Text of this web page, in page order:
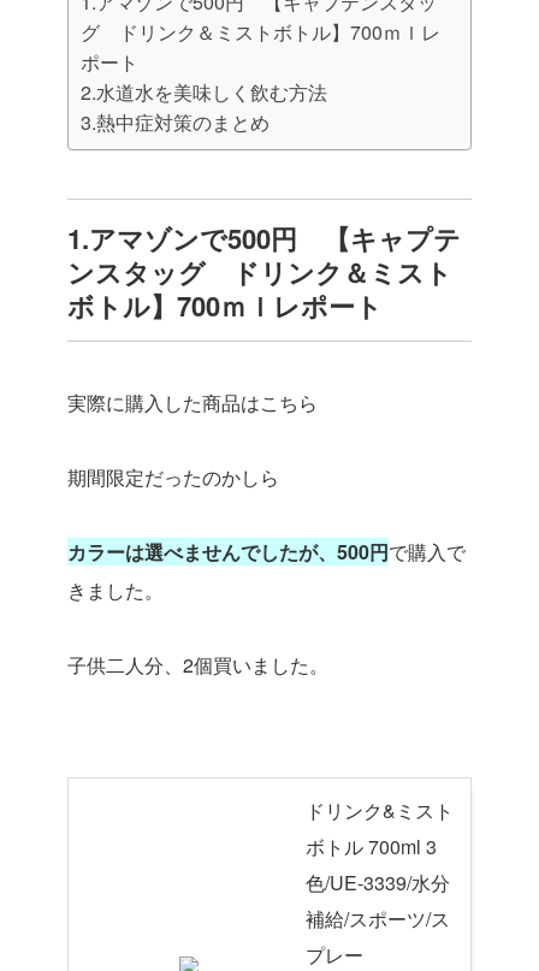
グ ドリンク＆ミストボトル】700ｍｌレ
ポート
2.水道水を美味しく飲む方法
3.熱中症対策のまとめ
1.アマゾンで500円 【キャプテ
ンスタッグ ドリンク＆ミスト
ボトル】700ｍｌレポート
実際に購入した商品はこちら
期間限定だったのかしら
カラーは選べませんでしたが、500円で購入で
きました。
子供二人分、2個買いました。
ドリンク&ミスト
ボトル 700ml 3
色/UE-3339/水分
補給/スポーツ/ス
プレー